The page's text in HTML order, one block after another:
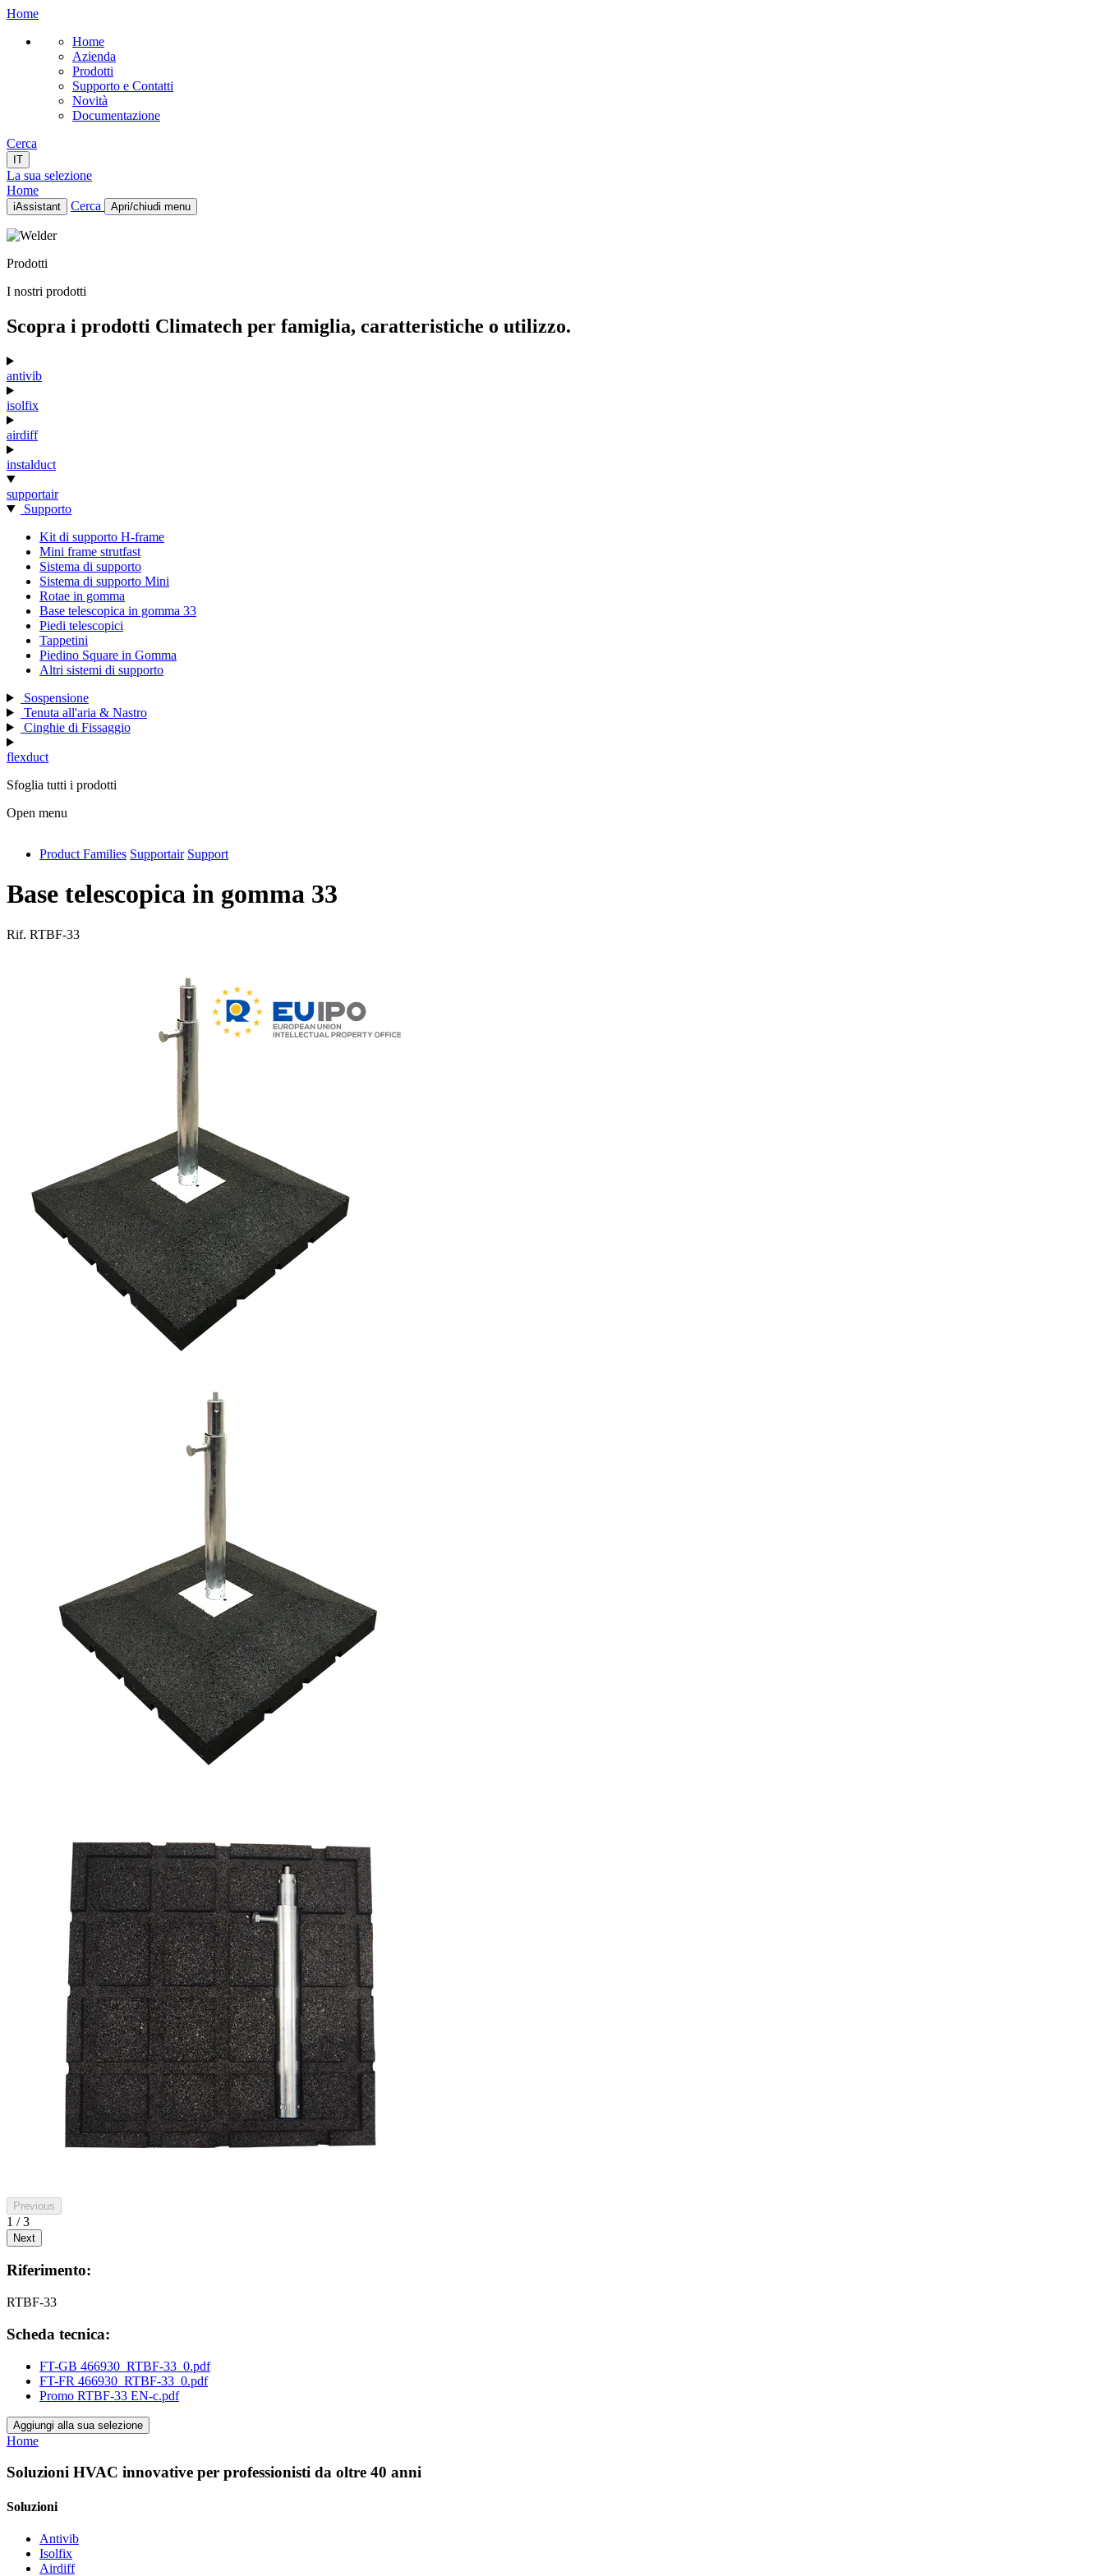
Home
Home
Azienda
Prodotti
Supporto e Contatti
Novità
Documentazione
Cerca
IT
La sua selezione
Home
iAssistant Cerca Apri/chiudi menu
Home
Prodotti
Novità
IT
Prodotti
I nostri prodotti
Scopra i prodotti Climatech per famiglia, caratteristiche o utilizzo.
antivib
isolfix
airdiff
instalduct
supportair
Supporto
Kit di supporto H-frame
Mini frame strutfast
Sistema di supporto
Sistema di supporto Mini
Rotae in gomma
Base telescopica in gomma 33
Piedi telescopici
Tappetini
Piedino Square in Gomma
Altri sistemi di supporto
Sospensione
Tenuta all'aria & Nastro
Cinghie di Fissaggio
flexduct
Sfoglia tutti i prodotti
Open menu
antivib
isolfix
Product Families Supportair Support
Base telescopica in gomma 33
Rif. RTBF-33
Previous
1 / 3
Next
Riferimento:
RTBF-33
Scheda tecnica:
FT-GB 466930_RTBF-33_0.pdf
FT-FR 466930_RTBF-33_0.pdf
Promo RTBF-33 EN-c.pdf
Aggiungi alla sua selezione
Home
Soluzioni HVAC innovative per professionisti da oltre 40 anni
Soluzioni
Antivib
Isolfix
Airdiff